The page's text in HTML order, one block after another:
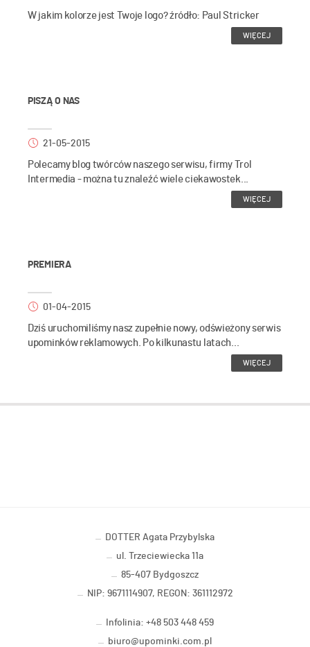
W jakim kolorze jest Twoje logo? źródło: Paul Stricker
WIĘCEJ
PISZĄ O NAS
21-05-2015
Polecamy blog twórców naszego serwisu, firmy Trol
Intermedia - można tu znaleźć wiele ciekawostek...
WIĘCEJ
PREMIERA
01-04-2015
Dziś uruchomiliśmy nasz zupełnie nowy, odświeżony serwis
upominków reklamowych. Po kilkunastu latach...
WIĘCEJ
DOTTER Agata Przybylska
ul. Trzeciewiecka 11a
85-407 Bydgoszcz
NIP: 9671114907, REGON: 361112972
Infolinia: +48 503 448 459
biuro@upominki.com.pl